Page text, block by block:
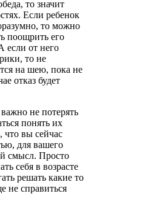
то значит
Если ребенок
то можно
поощрить его
если от него
то не
на шею, пока не
отказ будет
не потерять
понять их
вы сейчас
для вашего
смысл. Просто
себя в возрасте
решать какие то
не справиться